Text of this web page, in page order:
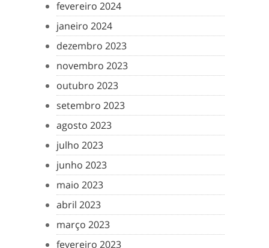
fevereiro 2024
janeiro 2024
dezembro 2023
novembro 2023
outubro 2023
setembro 2023
agosto 2023
julho 2023
junho 2023
maio 2023
abril 2023
março 2023
fevereiro 2023